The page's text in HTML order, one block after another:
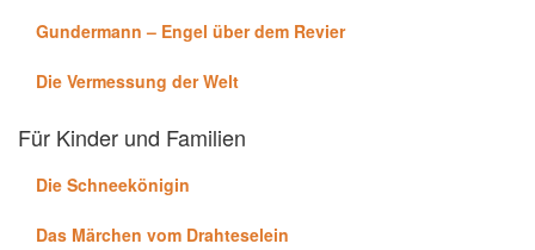
Gundermann – Engel über dem Revier
Die Vermessung der Welt
Für Kinder und Familien
Die Schneekönigin
Das Märchen vom Drahteselein